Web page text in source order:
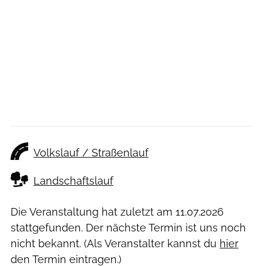
Volkslauf / Straßenlauf
Landschaftslauf
Die Veranstaltung hat zuletzt am 11.07.2026
stattgefunden. Der nächste Termin ist uns noch
nicht bekannt. (Als Veranstalter kannst du hier
den Termin eintragen.)